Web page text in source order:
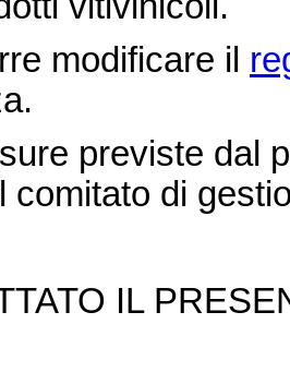
modificare il
previste dal
comitato di
IL